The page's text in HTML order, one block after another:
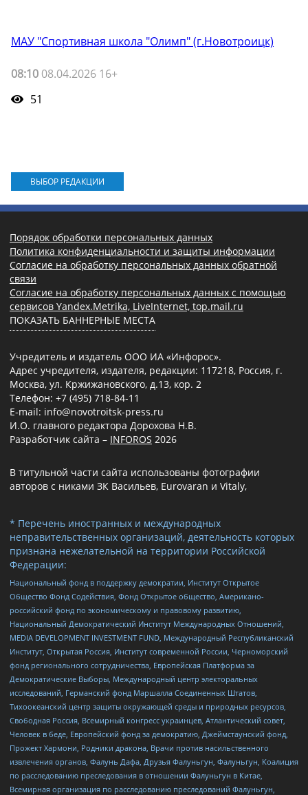
МАУ "Спортивная школа "Олимп" (г.Новотроицк)
08:10 08.04.2026 16+
51
ВЫБОР РЕДАКЦИИ
Порядок обработки персональных данных
Политика конфиденциальности и защиты информации
Согласие на обработку персональных данных обратной
связи
Согласие на обработку персональных данных с помощью
сервисов Yandex.Metrika, LiveInternet, top.mail.ru
ПОКАЗАТЬ БАННЕРНЫЕ МЕСТА
Учредитель и издатель ООО ИА «Инфорос».
Адрес учредителя, издателя, редакции: 117218, Россия, г.
Москва, ул. Кржижановского, д.13, кор. 2
Телефон: +7 (495) 718-84-11
E-mail: info@novotroitsk-press.ru
И.О. главного редактора Дорохова Н.В.
Разработчик сайта – INFOROS 2026
В титульной части сайта использованы фотографии
авторов с никами ЗК Васильев, Eurovaran и Vitaly,
* Перечень иностранных и международных
неправительственных организаций, деятельность которых
признана нежелательной на территории Российской
Федерации:
Национальный фонд в поддержку демократии, Институт Открытое
Общество Фонд Содействия, Фонд Открытое общество, Американо-
российский фонд по экономическому и правовому развитию,
Национальный Демократический Институт Международных Отношений,
MEDIA DEVELOPMENT INVESTMENT FUND, Международный Республиканский
Институт, Открытая Россия, Институт современной России, Черноморский
фонд регионального сотрудничества, Европейская Платформа за
Демократические Выборы, Международный центр электоральных
исследований, Германский фонд Маршалла Соединенных Штатов,
Тихоокеанский центр защиты окружающей среды и природных ресурсов,
Свободная Россия, Всемирный конгресс украинцев, Атлантический совет,
Человек в беде, Европейский фонд за демократию, Джеймстаунский фонд,
Прожект Хармони, Родники дракона, Врачи против насильственного
извлечения органов, Фалунь Дафа, Друзья Фалуньгун, Фалуньгун, Коалиция
по расследованию преследования в отношении Фалуньгун в Китае,
Всемирная организация по расследованию преследований Фалуньгун,